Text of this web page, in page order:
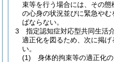
束等を行う場合には、その
の心身の状況並びに緊急や
ばならない。
3
指定認知症対応型共同生活
適正化を図るため、次に掲
い。
(1)
身体的拘束等の適正化